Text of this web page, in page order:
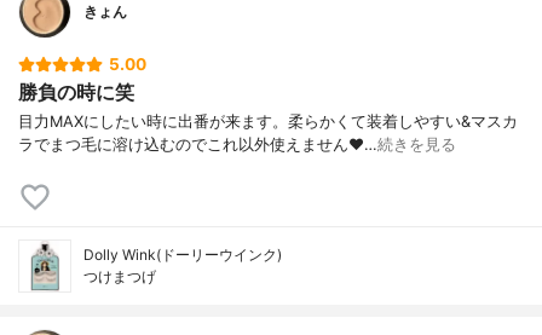
きょん
5.00
勝負の時に笑
目力MAXにしたい時に出番が来ます。柔らかくて装着しやすい&マスカ
ラでまつ毛に溶け込むのでこれ以外使えません❤…続きを見る
Dolly Wink(ドーリーウインク)
つけまつげ